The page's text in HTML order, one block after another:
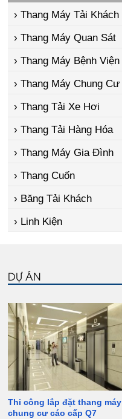
› Thang Máy Tải Khách
› Thang Máy Quan Sát
› Thang Máy Bệnh Viện
› Thang Máy Chung Cư
› Thang Tải Xe Hơi
› Thang Tải Hàng Hóa
› Thang Máy Gia Đình
› Thang Cuốn
› Băng Tải Khách
› Linh Kiện
DỰ ÁN
Thi công lắp đặt thang máy
chung cư cáo cấp Q7